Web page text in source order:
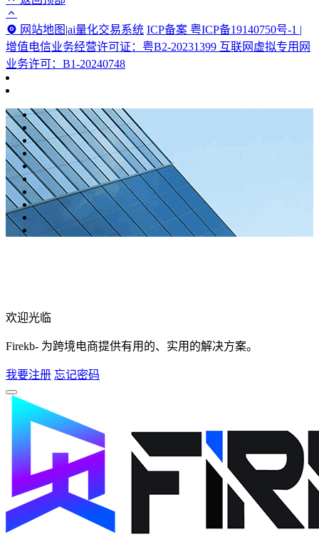
网站地图 |ai量化交易系统 ICP备案 粤ICP备19140750号-1 |
增值电信业务经营许可证：粤B2-20231399 互联网虚拟专用网
业务许可：B1-20240748
欢迎光临
Firekb- 为跨境电商提供有用的、实用的解决方案。
我要注册 忘记密码